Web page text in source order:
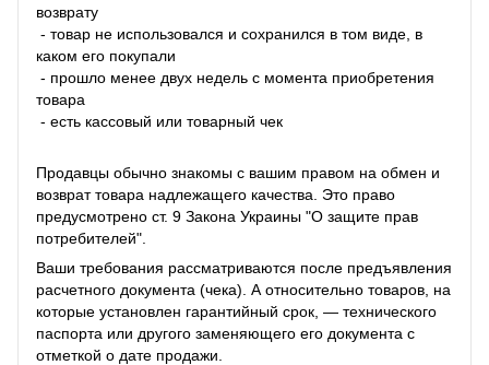
возврату
- товар не использовался и сохранился в том виде, в
каком его покупали
- прошло менее двух недель с момента приобретения
товара
- есть кассовый или товарный чек
Продавцы обычно знакомы с вашим правом на обмен и
возврат товара надлежащего качества. Это право
предусмотрено ст. 9 Закона Украины "О защите прав
потребителей".
Ваши требования рассматриваются после предъявления
расчетного документа (чека). А относительно товаров, на
которые установлен гарантийный срок, — технического
паспорта или другого заменяющего его документа с
отметкой о дате продажи.